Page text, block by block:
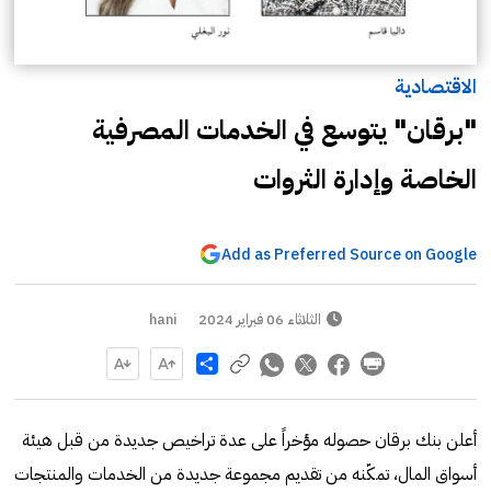
الاقتصادية
"برقان" يتوسع في الخدمات المصرفية
الخاصة وإدارة الثروات
Add as Preferred Source on Google
الثلاثاء 06 فبراير 2024 hani
Share
أعلن بنك برقان حصوله مؤخراً على عدة تراخيص جديدة من قبل هيئة
أسواق المال، تمكّنه من تقديم مجموعة جديدة من الخدمات والمنتجات